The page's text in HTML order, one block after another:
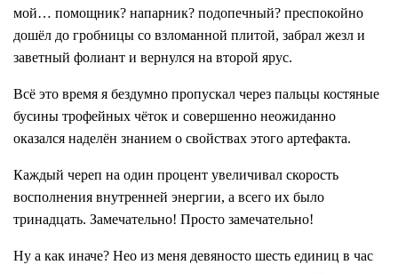
мой… помощник? напарник? подопечный? преспокойно
дошёл до гробницы со взломанной плитой, забрал жезл и
заветный фолиант и вернулся на второй ярус.
Всё это время я бездумно пропускал через пальцы костяные
бусины трофейных чёток и совершенно неожиданно
оказался наделён знанием о свойствах этого артефакта.
Каждый череп на один процент увеличивал скорость
восполнения внутренней энергии, а всего их было
тринадцать. Замечательно! Просто замечательно!
Ну а как иначе? Нео из меня девяносто шесть единиц в час